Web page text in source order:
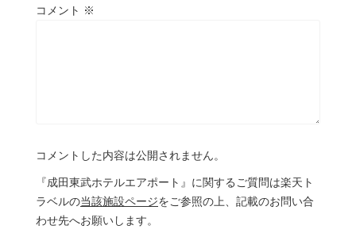
コメント ※
コメントした内容は公開されません。
『成田東武ホテルエアポート』に関するご質問は楽天ト
ラベルの当該施設ページをご参照の上、記載のお問い合
わせ先へお願いします。